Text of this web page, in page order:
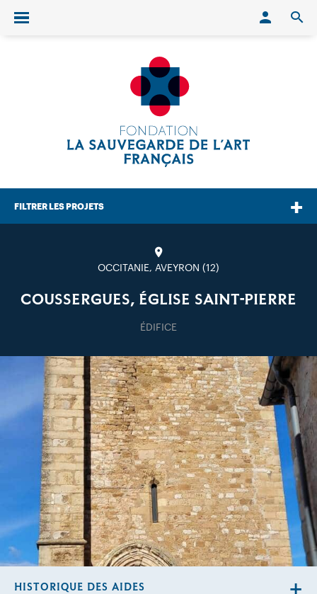
Ouvrir/fermer le menu
FILTRER LES PROJETS
OCCITANIE, AVEYRON (12)
COUSSERGUES, ÉGLISE SAINT-PIERRE
ÉDIFICE
HISTORIQUE DES AIDES